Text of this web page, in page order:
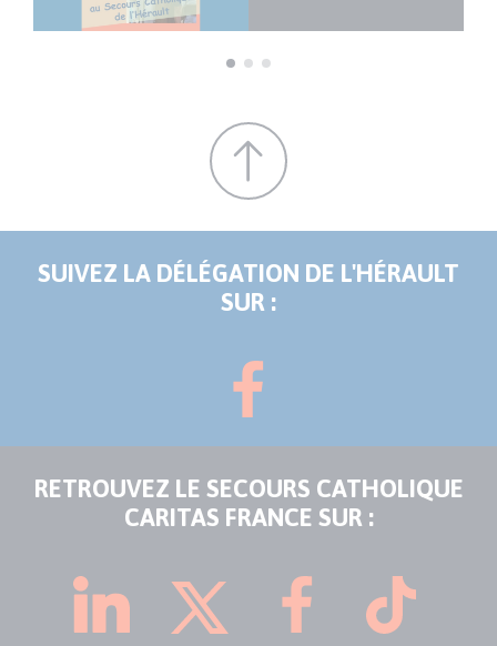
SUIVEZ LA DÉLÉGATION DE L'HÉRAULT
SUR :
RETROUVEZ LE SECOURS CATHOLIQUE
CARITAS FRANCE SUR :